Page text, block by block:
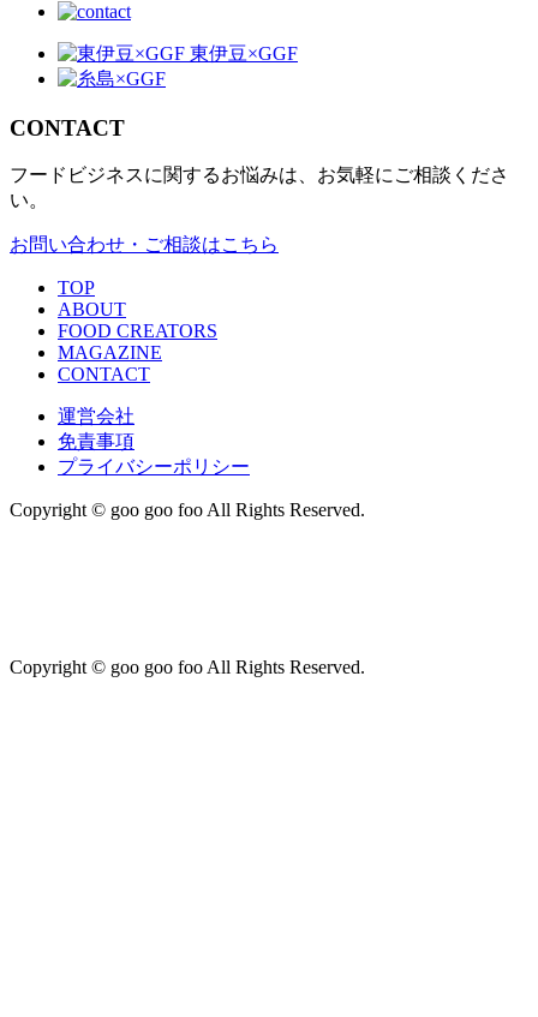
CONTACT
フードビジネスに関するお悩みは、お気軽にご相談くださ
い。
お問い合わせ・ご相談はこちら
TOP
ABOUT
FOOD CREATORS
MAGAZINE
CONTACT
運営会社
免責事項
プライバシーポリシー
Copyright © goo goo foo All Rights Reserved.
Copyright © goo goo foo All Rights Reserved.